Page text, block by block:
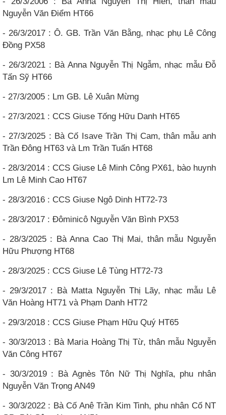
Nguyễn Văn Điểm HT66
- 26/3/2017 : Ô. GB. Trần Văn Bằng, nhạc phụ Lê Công
Đồng PX58
- 26/3/2021 : Bà Anna Nguyễn Thị Ngẫm, nhạc mẫu Đỗ
Tấn Sỹ HT66
- 27/3/2005 : Lm GB. Lê Xuân Mừng
- 27/3/2021 : CCS Giuse Tống Hữu Danh HT65
- 27/3/2025 : Bà Cố Isave Trần Thị Cam, thân mẫu anh
Trần Đông HT63 và Lm Trần Tuấn HT68
- 28/3/2014 : CCS Giuse Lê Minh Công PX61, bào huynh
Lm Lê Minh Cao HT67
- 28/3/2016 : CCS Giuse Ngô Dinh HT72-73
- 28/3/2017 : Đôminicô Nguyễn Văn Bình PX53
- 28/3/2025 : Bà Anna Cao Thị Mai, thân mẫu Nguyễn
Hữu Phượng HT68
- 28/3/2025 : CCS Giuse Lê Tùng HT72-73
- 29/3/2017 : Bà Matta Nguyễn Thị Lãy, nhạc mẫu Lê
Văn Hoàng HT71 và Phạm Danh HT72
- 29/3/2018 : CCS Giuse Phạm Hữu Quý HT65
- 30/3/2013 : Bà Maria Hoàng Thị Từ, thân mẫu Nguyễn
Văn Công HT67
- 30/3/2019 : Bà Agnès Tôn Nữ Thị Nghĩa, phu nhân
Nguyễn Văn Trọng AN49
- 30/3/2022 : Bà Cố Anê Trần Kim Tinh, phu nhân Cố NT